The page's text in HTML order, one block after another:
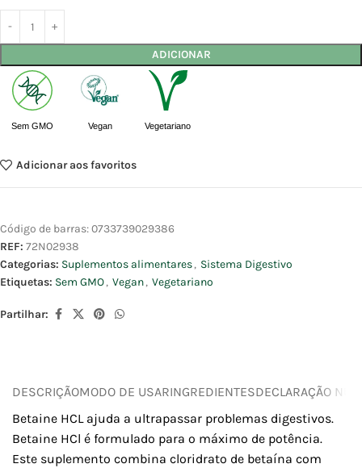
ADICIONAR
Sem GMO Vegan Vegetariano
Adicionar aos favoritos
Código de barras:0733739029386
REF: 72N02938
Categorias: Suplementos alimentares, Sistema Digestivo
Etiquetas: Sem GMO, Vegan, Vegetariano
Partilhar:
DESCRIÇÃOMODO DE USARINGREDIENTESDECLARAÇÃO
Betaine HCL ajuda a ultrapassar problemas digestivos.
Betaine HCl é formulado para o máximo de potência.
Este suplemento combina cloridrato de betaína com